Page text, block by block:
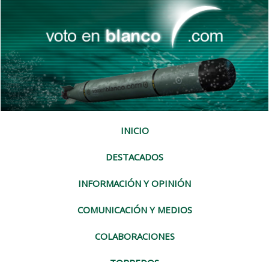
INICIO
DESTACADOS
INFORMACIÓN Y OPINIÓN
COMUNICACIÓN Y MEDIOS
COLABORACIONES